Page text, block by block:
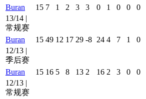
Buran
15 7 1 2 3 3 0 1 0 0 0
13/14 |
常规赛
Buran
15 49 12 17 29 -8 24 4 7 1 0
12/13 |
季后赛
Buran
15 16 5 8 13 2 16 2 3 0 0
12/13 |
常规赛